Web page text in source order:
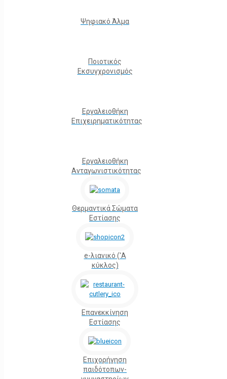
Ψηφιακό Άλμα
Ποιοτικός
Εκσυγχρονισμός
Εργαλειοθήκη
Eπιχειρηματικότητας
Εργαλειοθήκη
Ανταγωνιστικότητας
Θερμαντικά Σώματα
Εστίασης
e-λιανικό ('Α
κύκλος)
Επανεκκίνηση
Εστίασης
Επιχορήγηση
παιδότοπων-